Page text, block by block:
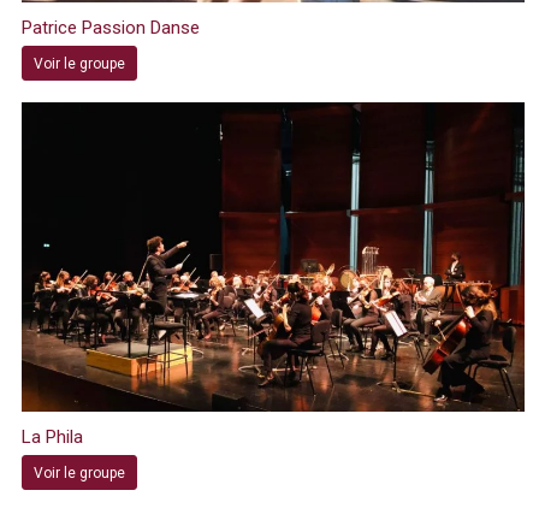
Patrice Passion Danse
Voir le groupe
La Phila
Voir le groupe